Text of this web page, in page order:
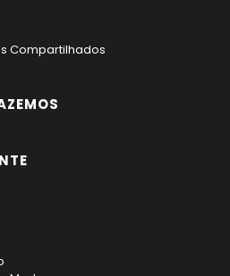
Compartilhados